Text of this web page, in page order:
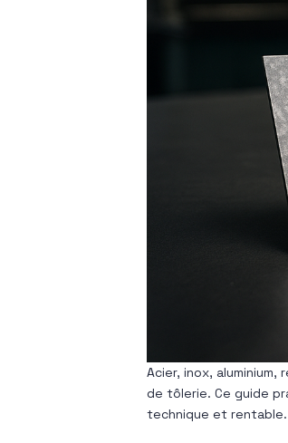
Acier, inox,
de tôlerie. Ce guide
technique et rentable.